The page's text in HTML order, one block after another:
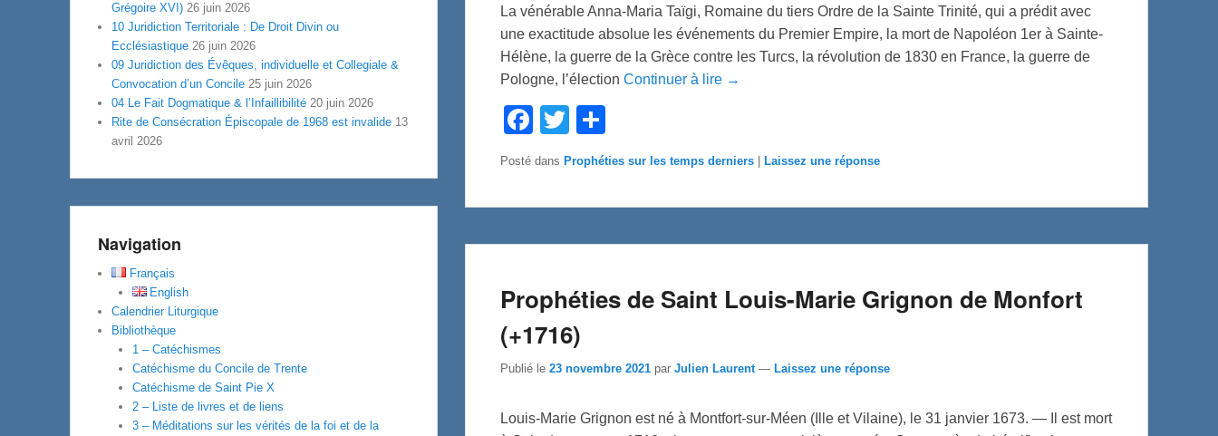
La vénérable Anna-Maria Taïgi, Romaine du tiers Ordre de la Sainte Trinité, qui a prédit avec
une exactitude absolue les événements du Premier Empire, la mort de Napoléon 1er à Sainte-
Hélène, la guerre de la Grèce contre les Turcs, la révolution de 1830 en France, la guerre de
Pologne, l’élection Continuer à lire →
F
e
b
T
t
t
a
Posté dans Prophéties sur les temps derniers Laissez une réponse
Prophéties de Saint Louis-Marie Grignon de Monfort
(+1716)
Publié le 23 novembre 2021 par Julien Laurent — Laissez une réponse
Louis-Marie Grignon est né à Montfort-sur-Méen (Ille et Vilaine), le 31 janvier 1673. — Il est mort
Grégoire XVI) 26 juin 2026
10 Juridiction Territoriale : De Droit Divin ou
Ecclésiastique 26 juin 2026
09 Juridiction des Évêques, individuelle et Collegiale &
Convocation d’un Concile 25 juin 2026
04 Le Fait Dogmatique & l’Infaillibilité 20 juin 2026
Rite de Consécration Épiscopale de 1968 est invalide 13
avril 2026
Navigation
Français
English
Calendrier Liturgique
Bibliothèque
1 – Catéchismes
Catéchisme du Concile de Trente
Catéchisme de Saint Pie X
2 – Liste de livres et de liens
3 – Méditations sur les vérités de la foi et de la